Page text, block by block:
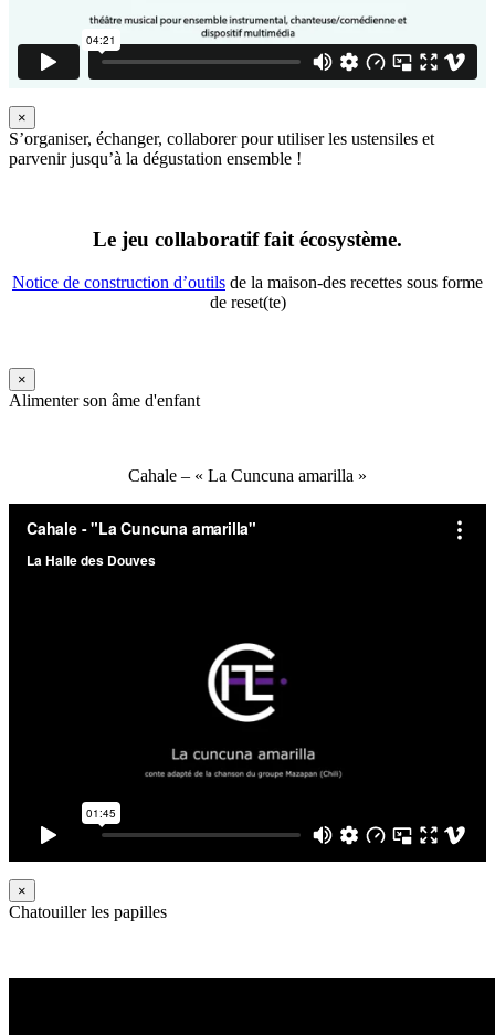
×
S’organiser, échanger, collaborer pour utiliser les ustensiles et
parvenir jusqu’à la dégustation ensemble !
Le jeu collaboratif fait écosystème.
Notice de construction d’outils de la maison-des recettes sous forme
de reset(te)
×
Alimenter son âme d'enfant
Cahale – « La Cuncuna amarilla »
×
Chatouiller les papilles